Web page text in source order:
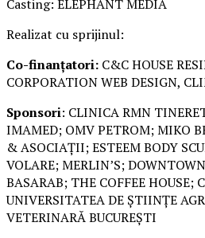
Casting: ELEPHANT MEDIA
Realizat cu sprijinul:
Co-finanțatori: C&C HOUSE
CORPORATION WEB DESIGN,
Sponsori: CLINICA RMN
IMAMED; OMV PETROM; MIKO
& ASOCIAȚII; ESTEEM BODY
VOLARE; MERLIN’S;
BASARAB; THE COFFEE HOUSE;
UNIVERSITATEA DE ȘTIINȚE
VETERINARĂ BUCUREȘTI